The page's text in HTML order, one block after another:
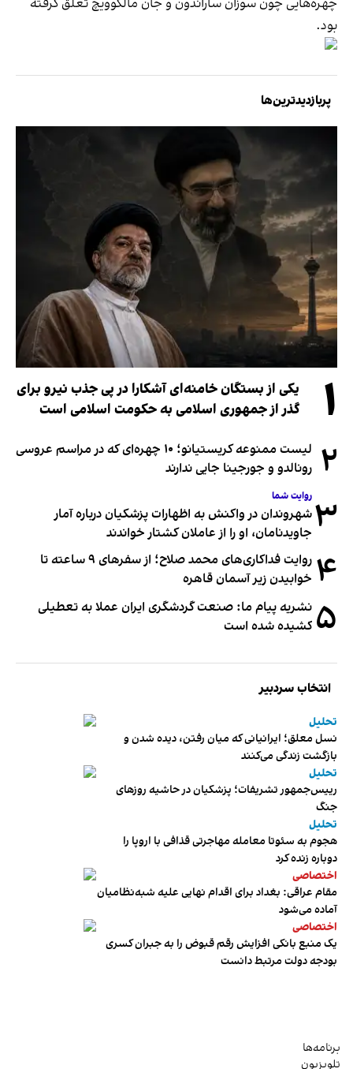
چهره‌هایی چون سوزان ساراندون و جان مالکوویچ تعلق گرفته
بود.
پربازدیدترین‌ها
۱
یکی از بستگان خامنه‌ای آشکارا در پی جذب نیرو برای
گذر از جمهوری اسلامی به حکومت اسلامی است
۲
لیست ممنوعه کریستیانو؛ ۱۰ چهره‌ای که در مراسم عروسی
رونالدو و جورجینا جایی ندارند
۳ روایت شما
شهروندان در واکنش به اظهارات پزشکیان درباره آمار
جاویدنامان، او را از عاملان کشتار خواندند
۴
روایت فداکاری‌های محمد صلاح؛ از سفرهای ۹ ساعته تا
خوابیدن زیر آسمان قاهره
۵ نشریه پیام ما: صنعت گردشگری ایران عملا به تعطیلی
کشیده شده است
انتخاب سردبیر
تحلیل
نسل معلق؛ ایرانیانی که میان رفتن، دیده شدن و
بازگشت زندگی می‌کنند
تحلیل
رییس‌جمهور تشریفات؛ پزشکیان در حاشیه روزهای
جنگ
تحلیل
هجوم به سئوتا معامله مهاجرتی قذافی با اروپا را
دوباره زنده کرد
اختصاصی
مقام عراقی: بغداد برای اقدام نهایی علیه شبه‌نظامیان
آماده می‌شود
اختصاصی
یک منبع بانکی افزایش رقم قبوض را به جبران کسری
بودجه دولت مرتبط دانست
برنامه‌ها
تلویزیون